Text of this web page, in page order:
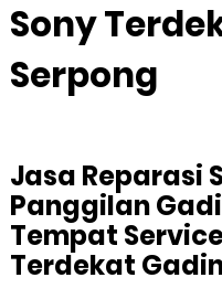
Sony
Serpong
Jasa Reparasi
Panggilan
Tempat
Terdekat